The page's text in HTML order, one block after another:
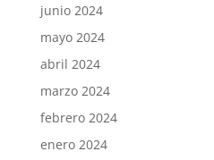
junio 2024
mayo 2024
abril 2024
marzo 2024
febrero 2024
enero 2024